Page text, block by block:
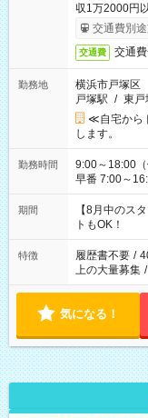
収1万2000円
交通費別
交通費 交通
勤務地
横浜市戸塚区
戸塚駅 / 東戸
≪自宅から
します。
勤務時間
9:00～18:00（休憩60分） ■ご希望
早番 7:00～
と休みを合わ
「できれば
ね。 ※Wワーク希望の方へ 今ご覧のお仕事で希望する勤務時間
と、もう1つ
合は応募でき
期間
【8月中のス
トもOK！
特徴 履歴書不要 /
上の大量募集 /
気になる！